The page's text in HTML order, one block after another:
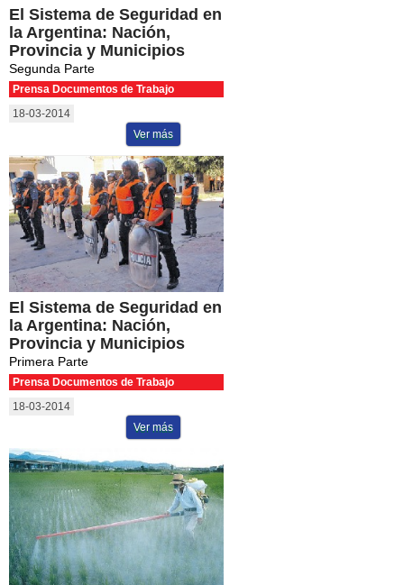
El Sistema de Seguridad en
la Argentina: Nación,
Provincia y Municipios
Segunda Parte
Prensa Documentos de Trabajo
18-03-2014
Ver más
El Sistema de Seguridad en
la Argentina: Nación,
Provincia y Municipios
Primera Parte
Prensa Documentos de Trabajo
18-03-2014
Ver más